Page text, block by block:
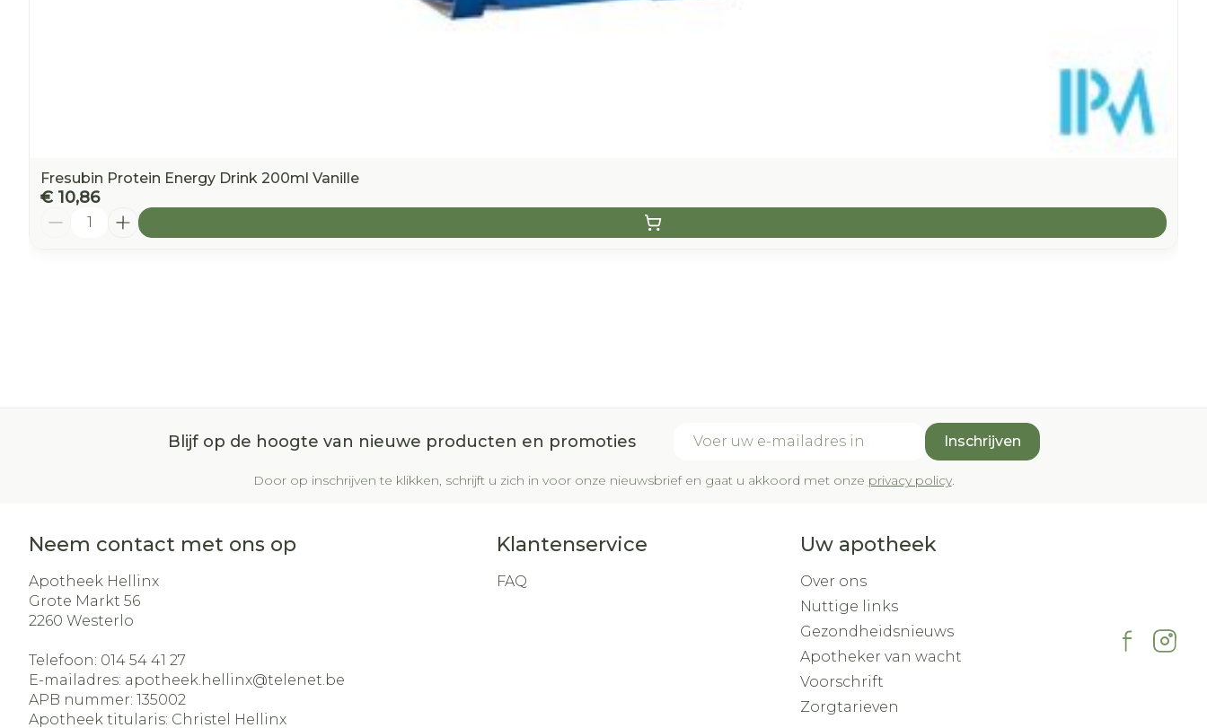
Fresubin Protein Energy Drink 200ml Vanille
€ 10,86
Blijf op de hoogte van nieuwe producten en promoties Inschrijven
Door op inschrijven te klikken, schrijft u zich in voor onze nieuwsbrief en gaat u akkoord met onze privacy policy.
Neem contact met ons op
Apotheek Hellinx
Grote Markt 56
2260 Westerlo
Telefoon: 014 54 41 27
E-mailadres: apotheek.hellinx@telenet.be
APB nummer: 135002
Apotheek titularis: Christel Hellinx
Klantenservice
FAQ
Uw apotheek
Over ons
Nuttige links
Gezondheidsnieuws
Apotheker van wacht
Voorschrift
Zorgtarieven